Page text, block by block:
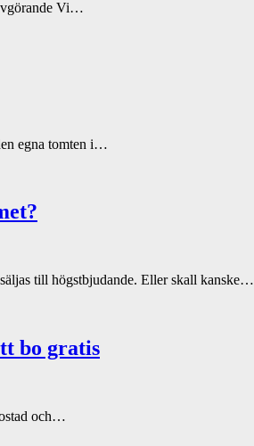
Vi…
egna tomten i…
till högstbjudande. Eller skall kanske…
bo gratis
och…